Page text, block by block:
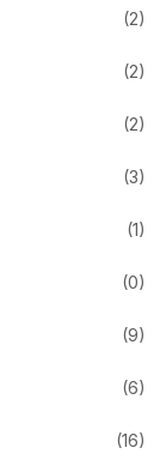
(2)
(2)
(2)
(3)
(1)
(0)
(9)
(6)
(16)